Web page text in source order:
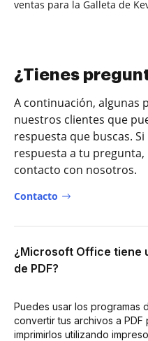
ventas para la Galleta de
¿Tienes
A continuación, algunas
nuestros clientes que
respuesta que buscas.
respuesta a tu
contacto con nosotros.
Contacto
¿Microsoft Office tiene
de PDF?
Puedes usar los programas
convertir tus archivos a
imprimirlos utilizando